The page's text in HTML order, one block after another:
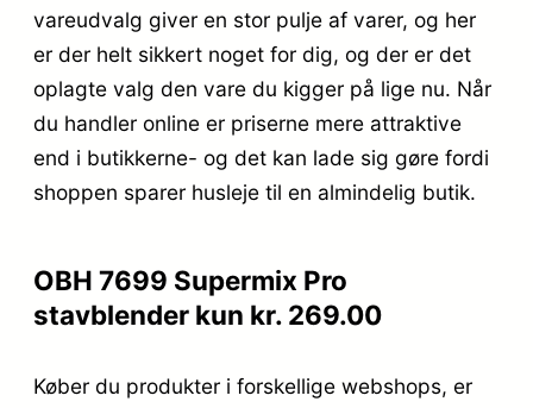
vareudvalg giver en stor pulje af varer, og her
er der helt sikkert noget for dig, og der er det
oplagte valg den vare du kigger på lige nu. Når
du handler online er priserne mere attraktive
end i butikkerne- og det kan lade sig gøre fordi
shoppen sparer husleje til en almindelig butik.
OBH 7699 Supermix Pro
stavblender kun kr. 269.00
Køber du produkter i forskellige webshops, er